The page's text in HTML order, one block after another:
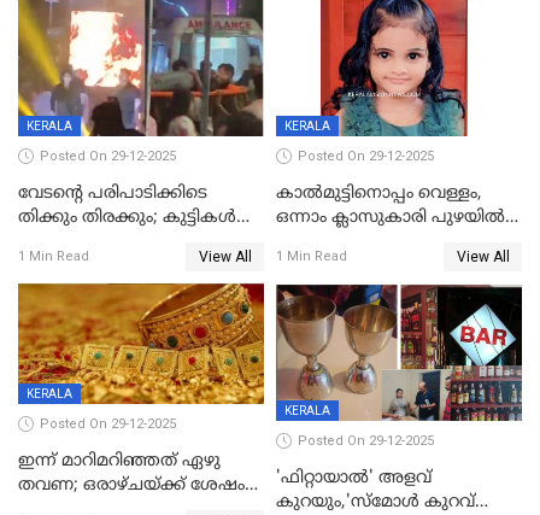
KERALA
Posted On 29-12-2025
വേടന്റെ പരിപാടിക്കിടെ
തിക്കും തിരക്കും; കുട്ടികള്‍
പരിക്ക്; പാളം മറികടന്ന
യുവാവ് ട്രെയിന്‍ തട്ടി മരിച്ചു
1 Min Read View All
KERALA
Posted On 29-12-2025
കാൽമുട്ടിനൊപ്പം വെള്ളം,
ഒന്നാം ക്ലാസുകാരി പുഴയിൽ
കുട്ടികൾക്കൊപ്പം
കളിക്കുന്നതിനിടെ
1 Min Read View All
KERALA
Posted On 29-12-2025
ഇന്ന് മാറിമറിഞ്ഞത് ഏഴു
തവണ; ഒരാഴ്ചയ്ക്ക് ശേഷം
KERALA
Posted On 29-12-2025
'ഫിറ്റായാൽ' അളവ്
കുറയും,'സ്‌മോൾ കുറവ്